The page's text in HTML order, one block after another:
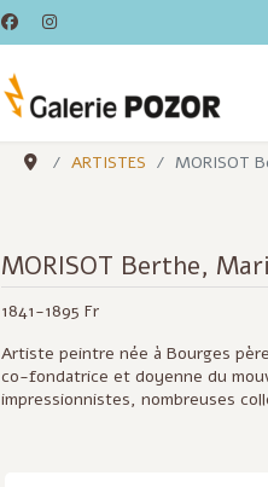
ARTISTES MORISOT
MORISOT Berthe,
1841-1895 Fr
Artiste peintre née à Bourges
co-fondatrice et doyenne du
impressionnistes, nombreuses